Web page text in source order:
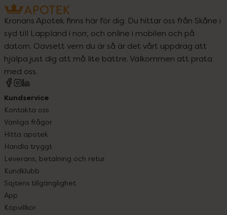
Kronans Apotek finns här för dig. Du hittar oss från Skåne i
syd till Lappland i norr, och online i mobilen och på
datorn. Oavsett vem du är så är det vårt uppdrag att
hjälpa just dig att må lite bättre. Välkommen att prata
med oss.
Kundservice
Kontakta oss
Vanliga frågor
Hitta apotek
Handla tryggt
Leverans, betalning och retur
Kundklubb
Sajtens tillgänglighet
App
Köpvillkor